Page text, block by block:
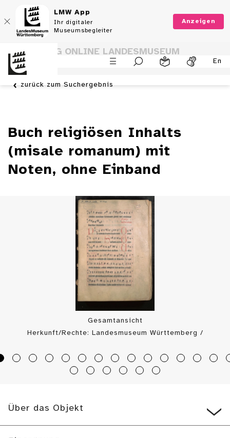
LMW App
Ihr digitaler
Museumsbegleiter
Anzeigen
En
SAMMLUNG ONLINE LANDESMUSEUM
WÜRTTEMBERG
zurück zum Suchergebnis
Buch religiösen Inhalts
(misale romanum) mit
Noten, ohne Einband
Gesamtansicht
Herkunft/Rechte: Landesmuseum Württemberg /
Über das Objekt